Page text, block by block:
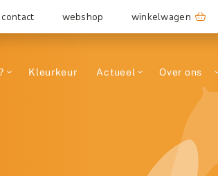
contact webshop winkelwagen
Kleurkeur Actueel Over ons